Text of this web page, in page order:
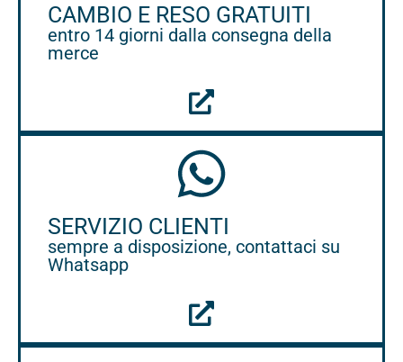
CAMBIO E RESO GRATUITI
entro 14 giorni dalla consegna della
merce
SERVIZIO CLIENTI
sempre a disposizione, contattaci su
Whatsapp